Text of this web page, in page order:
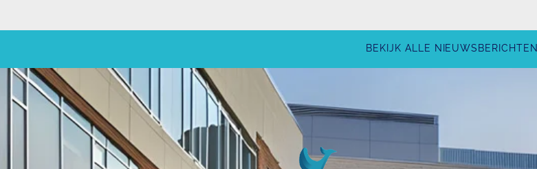
BEKIJK ALLE NIEUWSBERICHTEN